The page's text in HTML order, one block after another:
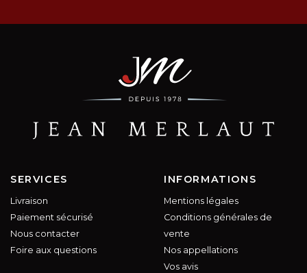
SERVICES
Livraison
Paiement sécurisé
Nous contacter
Foire aux questions
INFORMATIONS
Mentions légales
Conditions générales de
vente
Nos appellations
Vos avis